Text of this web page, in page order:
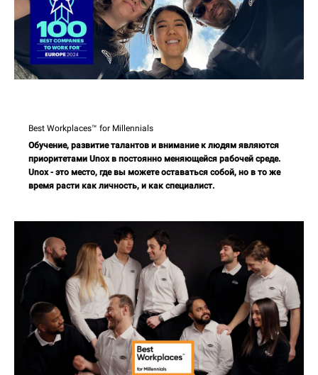
Best Workplaces™ for Millennials
Обучение, развитие талантов и внимание к людям являются
приоритетами Unox в постоянно меняющейся рабочей среде.
Unox - это место, где вы можете оставаться собой, но в то же
время расти как личность, и как специалист.